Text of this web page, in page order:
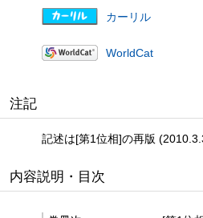
カーリル
WorldCat
注記
記述は[第1位相]の再版
内容説明・目次